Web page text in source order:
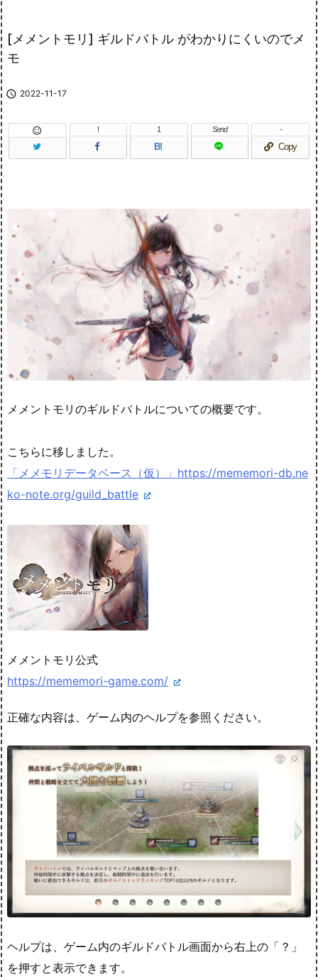
[メメントモリ] ギルドバトル がわかりにくいのでメ
モ
 2022-11-17
 !
B!
1 Send
Copy
-
メメントモリのギルドバトルについての概要です。
こちらに移しました。
「メメモリデータベース（仮）」https://mememori-db.ne
ko-note.org/guild_battle
メメントモリ公式
https://mememori-game.com/
正確な内容は、ゲーム内のヘルプを参照ください。
ヘルプは、ゲーム内のギルドバトル画面から右上の「？」
を押すと表示できます。